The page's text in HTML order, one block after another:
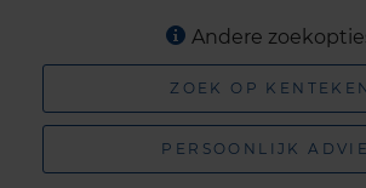
Andere
ZOEK OP
PERSOONLIJK